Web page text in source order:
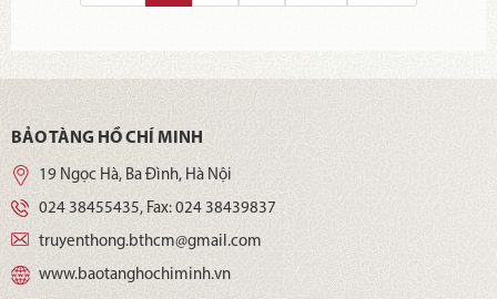
BẢO TÀNG HỒ CHÍ MINH
19 Ngọc Hà, Ba Đình, Hà Nội
024 38455435, Fax: 024 38439837
truyenthong.bthcm@gmail.com
www.baotanghochiminh.vn